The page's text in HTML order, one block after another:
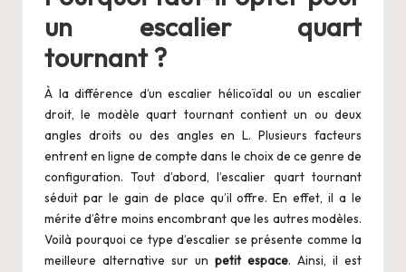
un escalier quart
tournant ?
À la différence d’un escalier hélicoïdal ou un escalier
droit, le modèle quart tournant contient un ou deux
angles droits ou des angles en L. Plusieurs facteurs
entrent en ligne de compte dans le choix de ce genre de
configuration. Tout d’abord, l’escalier quart tournant
séduit par le gain de place qu’il offre. En effet, il a le
mérite d’être moins encombrant que les autres modèles.
Voilà pourquoi ce type d’escalier se présente comme la
meilleure alternative sur un petit espace. Ainsi, il est